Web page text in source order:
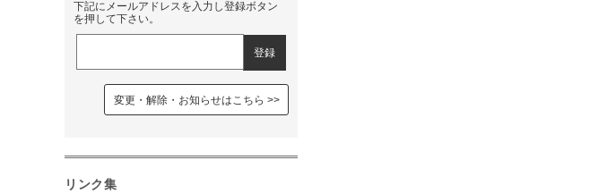
下記にメールアドレスを入力し登録ボタン
を押して下さい。
変更・解除・お知らせはこちら
リンク集